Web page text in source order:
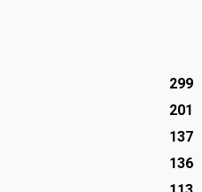
299
201
137
136